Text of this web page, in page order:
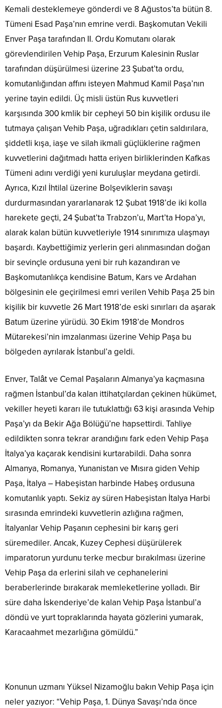
Kemali desteklemeye gönderdi ve 8 Ağustos’ta bütün 8.
Tümeni Esad Paşa’nın emrine verdi. Başkomutan Vekili
Enver Paşa tarafından II. Ordu Komutanı olarak
görevlendirilen Vehip Paşa, Erzurum Kalesinin Ruslar
tarafından düşürülmesi üzerine 23 Şubat’ta ordu,
komutanlığından affını isteyen Mahmud Kamil Paşa’nın
yerine tayin edildi. Üç misli üstün Rus kuvvetleri
karşısında 300 kmlik bir cepheyi 50 bin kişilik ordusu ile
tutmaya çalışan Vehib Paşa, uğradıkları çetin saldırılara,
şiddetli kışa, iaşe ve silah ikmali güçlüklerine rağmen
kuvvetlerini dağıtmadı hatta eriyen birliklerinden Kafkas
Tümeni adını verdiği yeni kuruluşlar meydana getirdi.
Ayrıca, Kızıl İhtilal üzerine Bolşeviklerin savaşı
durdurmasından yararlanarak 12 Şubat 1918’de iki kolla
harekete geçti, 24 Şubat’ta Trabzon’u, Mart’ta Hopa’yı,
alarak kalan bütün kuvvetleriyle 1914 sınırımıza ulaşmayı
başardı. Kaybettiğimiz yerlerin geri alınmasından doğan
bir sevinçle ordusuna yeni bir ruh kazandıran ve
Başkomutanlıkça kendisine Batum, Kars ve Ardahan
bölgesinin ele geçirilmesi emri verilen Vehib Paşa 25 bin
kişilik bir kuvvetle 26 Mart 1918’de eski sınırları da aşarak
Batum üzerine yürüdü. 30 Ekim 1918’de Mondros
Mütarekesi’nin imzalanması üzerine Vehip Paşa bu
bölgeden ayrılarak İstanbul’a geldi.
Enver, Talât ve Cemal Paşaların Almanya’ya kaçmasına
rağmen İstanbul’da kalan ittihatçılardan çekinen hükümet,
vekiller heyeti kararı ile tutuklattığı 63 kişi arasında Vehip
Paşa’yı da Bekir Ağa Bölüğü’ne hapsettirdi. Tahliye
edildikten sonra tekrar arandığını fark eden Vehip Paşa
İtalya’ya kaçarak kendisini kurtarabildi. Daha sonra
Almanya, Romanya, Yunanistan ve Mısıra giden Vehip
Paşa, İtalya – Habeşistan harbinde Habeş ordusuna
komutanlık yaptı. Sekiz ay süren Habeşistan İtalya Harbi
sırasında emrindeki kuvvetlerin azlığına rağmen,
İtalyanlar Vehip Paşanın cephesini bir karış geri
süremediler. Ancak, Kuzey Cephesi düşürülerek
imparatorun yurdunu terke mecbur bırakılması üzerine
Vehip Paşa da erlerini silah ve cephanelerini
beraberlerinde bırakarak memleketlerine yolladı. Bir
süre daha İskenderiye’de kalan Vehip Paşa İstanbul’a
döndü ve yurt topraklarında hayata gözlerini yumarak,
Karacaahmet mezarlığına gömüldü.”
Konunun uzmanı Yüksel Nizamoğlu bakın Vehip Paşa için
neler yazıyor: “Vehip Paşa, 1. Dünya Savaşı’nda önce